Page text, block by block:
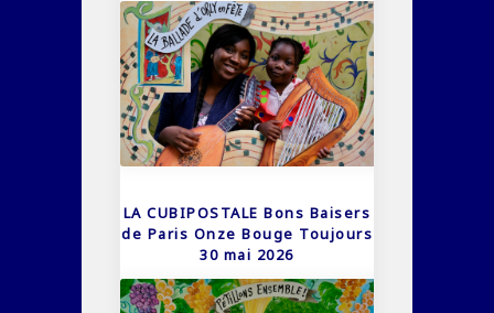
LA CUBIPOSTALE Bons Baisers
de Paris Onze Bouge Toujours
30 mai 2026